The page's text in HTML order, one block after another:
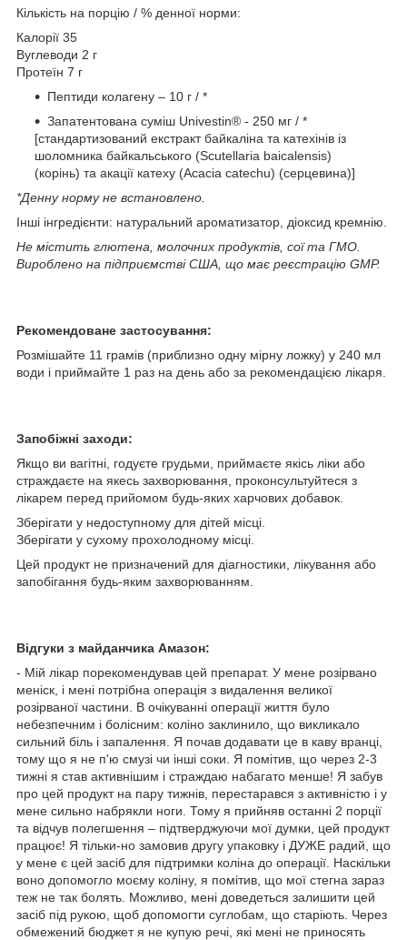
Кількість на порцію / % денної норми:
Калорії 35
Вуглеводи 2 г
Протеїн 7 г
Пептиди колагену – 10 г / *
Запатентована суміш Univestin® - 250 мг / *
[стандартизований екстракт байкаліна та катехінів із
шоломника байкальського (Scutellaria baicalensis)
(корінь) та акації катеху (Acacia catechu) (серцевина)]
*Денну норму не встановлено.
Інші інгредієнти: натуральний ароматизатор, діоксид кремнію.
Не містить глютена, молочних продуктів, сої та ГМО.
Вироблено на підприємстві США, що має реєстрацію GMP.
Рекомендоване застосування:
Розмішайте 11 грамів (приблизно одну мірну ложку) у 240 мл
води і приймайте 1 раз на день або за рекомендацією лікаря.
Запобіжні заходи:
Якщо ви вагітні, годуєте грудьми, приймаєте якісь ліки або
страждаєте на якесь захворювання, проконсультуйтеся з
лікарем перед прийомом будь-яких харчових добавок.
Зберігати у недоступному для дітей місці.
Зберігати у сухому прохолодному місці.
Цей продукт не призначений для діагностики, лікування або
запобігання будь-яким захворюванням.
Відгуки з майданчика Амазон:
- Мій лікар порекомендував цей препарат. У мене розірвано
меніск, і мені потрібна операція з видалення великої
розірваної частини. В очікуванні операції життя було
небезпечним і болісним: коліно заклинило, що викликало
сильний біль і запалення. Я почав додавати це в каву вранці,
тому що я не п'ю смузі чи інші соки. Я помітив, що через 2-3
тижні я став активнішим і страждаю набагато менше! Я забув
про цей продукт на пару тижнів, перестарався з активністю і у
мене сильно набрякли ноги. Тому я прийняв останні 2 порції
та відчув полегшення – підтверджуючи мої думки, цей продукт
працює! Я тільки-но замовив другу упаковку і ДУЖЕ радий, що
у мене є цей засіб для підтримки коліна до операції. Наскільки
воно допомогло моєму коліну, я помітив, що мої стегна зараз
теж не так болять. Можливо, мені доведеться залишити цей
засіб під рукою, щоб допомогти суглобам, що старіють. Через
обмежений бюджет я не купую речі, які мені не приносять